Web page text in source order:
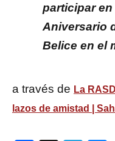
participar
Aniversario
Belice en el
a través de La
lazos de amistad |